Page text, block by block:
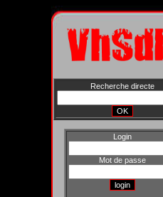
Recherche directe
Login
Mot de passe